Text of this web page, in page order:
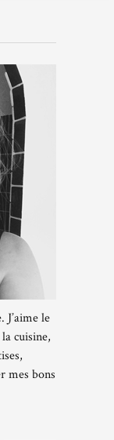
J’aime le
cuisine,
mes bons